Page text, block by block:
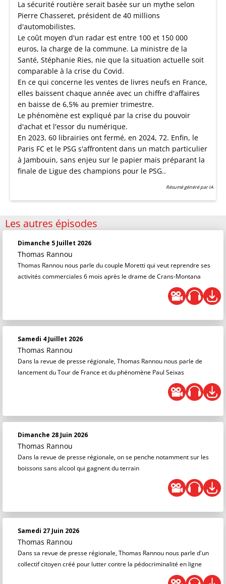
La sécurité routière serait basée sur un mythe selon
Pierre Chasseret, président de 40 millions
d'automobilistes.
Le coût moyen d'un radar est entre 100 et 150 000
euros, la charge de la commune. La ministre de la
Santé, Stéphanie Ries, nie que la situation actuelle soit
comparable à la crise du Covid.
En ce qui concerne les ventes de livres neufs en France,
elles baissent chaque année avec un chiffre d'affaires
en baisse de 6,5% au premier trimestre.
Le phénomène est expliqué par la crise du pouvoir
d'achat et l'essor du numérique.
En 2023, 60 librairies ont fermé, en 2024, 72. Enfin, le
Paris FC et le PSG s'affrontent dans un match particulier
à Jambouin, sans enjeu sur le papier mais préparant la
finale de Ligue des champions pour le PSG..
Résumé généré par IA
Les autres épisodes
Dimanche 5 Juillet 2026
Thomas Rannou
Thomas Rannou nous parle du couple Moretti qui veut reprendre ses
activités commerciales 6 mois après le drame de Crans-Montana
Samedi 4 Juillet 2026
Thomas Rannou
Dans la revue de presse régionale, Thomas Rannou nous parle de
lancement du Tour de France et du phénomène Paul Seixas
Dimanche 28 Juin 2026
Thomas Rannou
Dans la revue de presse régionale, on se penche notamment sur les
boissons sans alcool qui gagnent du terrain
Samedi 27 Juin 2026
Thomas Rannou
Dans sa revue de presse régionale, Thomas Rannou nous parle d'un
collectif citoyen créé pour lutter contre la pédocriminalité en ligne